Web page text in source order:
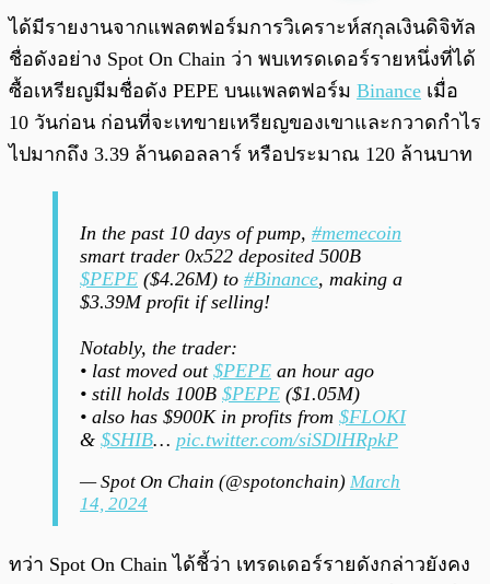
/ 0:00
ได้มีรายงานจากแพลตฟอร์มการวิเคราะห์สกุลเงินดิจิทัล
ชื่อดังอย่าง Spot On Chain ว่า พบเทรดเดอร์รายหนึ่งที่ได้
ซื้อเหรียญมีมชื่อดัง PEPE บนแพลตฟอร์ม Binance เมื่อ
10 วันก่อน ก่อนที่จะเทขายเหรียญของเขาและกวาดกำไร
ไปมากถึง 3.39 ล้านดอลลาร์ หรือประมาณ 120 ล้านบาท
In the past 10 days of pump, #memecoin
smart trader 0x522 deposited 500B
$PEPE ($4.26M) to #Binance, making a
$3.39M profit if selling!
Notably, the trader:
• last moved out $PEPE an hour ago
• still holds 100B $PEPE ($1.05M)
• also has $900K in profits from $FLOKI
& $SHIB… pic.twitter.com/siSDlHRpkP
— Spot On Chain (@spotonchain) March
14, 2024
ทว่า Spot On Chain ได้ชี้ว่า เทรดเดอร์รายดังกล่าวยังคง